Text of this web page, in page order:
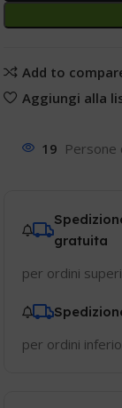
Add to
Aggiungi alla
19 Persone
gratuita
per ordini
per ordini